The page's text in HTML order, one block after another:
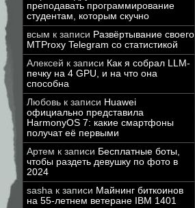
преподавать программирование
студентам, которым скучно
всым к записи Развёртывание своего
MTProxy Telegram со статистикой
Алексей к записи Как я собрал LLM-
печку на 4 GPU, и на что она
способна
Любовь к записи Huawei
официально представила
HarmonyOS 7: какие смартфоны
получат её первыми
Артем к записи Бесплатные боты,
чтобы раздеть девушку по фото в
2024
sasha к записи Майнинг биткоинов
на 55-летнем ветеране IBM 1401